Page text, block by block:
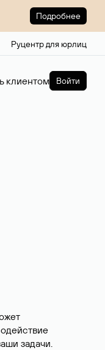
Подробнее
Руцентр для юрлиц
клиентом Войти
задачи.